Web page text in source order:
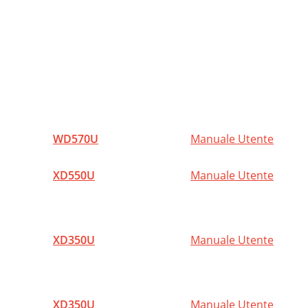
WD570U Manuale Utente
XD550U Manuale Utente
XD350U Manuale Utente
XD350U Manuale Utente